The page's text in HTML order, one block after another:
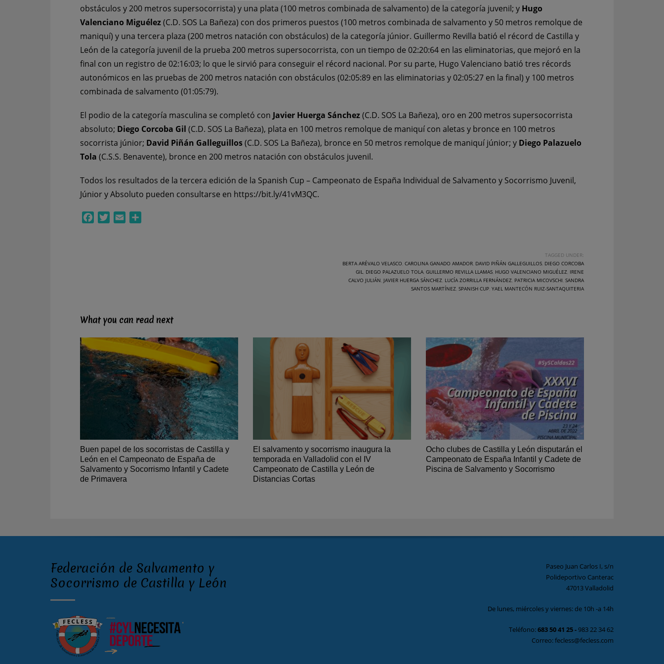
obstáculos y 200 metros supersocorrista) y una plata (100 metros combinada de salvamento) de la categoría juvenil; y Hugo
Valenciano Miguélez(C.D. SOS La Bañeza) con dos primeros puestos (100 metros combinada de salvamento y 50 metros remolque de
maniquí) y una tercera plaza (200 metros natación con obstáculos) de la categoría júnior. Guillermo Revilla batió el récord de Castilla y
León de la categoría juvenil de la prueba 200 metros supersocorrista, con un tiempo de 02:20:64 en las eliminatorias, que mejoró en la
final con un registro de 02:16:03; lo que le sirvió para conseguir el récord nacional. Por su parte, Hugo Valenciano batió tres récords
autonómicos en las pruebas de 200 metros natación con obstáculos (02:05:89 en las eliminatorias y 02:05:27 en la final) y 100 metros
combinada de salvamento (01:05:79).
El podio de la categoría masculina se completó con Javier Huerga Sánchez(C.D. SOS La Bañeza), oro en 200 metros supersocorrista
absoluto; Diego Corcoba Gil (C.D. SOS La Bañeza), plata en 100 metros remolque de maniquí con aletas y bronce en 100 metros
socorrista júnior; David Piñán Galleguillos(C.D. SOS La Bañeza), bronce en 50 metros remolque de maniquí júnior; y Diego Palazuelo
Tola (C.S.S. Benavente), bronce en 200 metros natación con obstáculos juvenil.
Todos los resultados de la tercera edición de la Spanish Cup – Campeonato de España Individual de Salvamento y Socorrismo Juvenil,
Júnior y Absoluto pueden consultarse en https://bit.ly/41vM3QC.
FacebookTwitterEmail
TAGGED UNDER:
BERTA ARÉVALO VELASCO CAROLINA GANADO AMADOR DAVID PIÑÁN GALLEGUILLOS DIEGO CORCOBA
GIL
DIEGO PALAZUELO TOLA GUILLERMO REVILLA LLAMAS HUGO VALENCIANO MIGUÉLEZ IRENE
CALVO JULIÁN JAVIER HUERGA SÁNCHEZ LUCÍA ZORRILLA FERNÁNDEZ PATRICIA MICOVSCHI SANDRA
SANTOS MARTÍNEZ SPANISH CUP YAEL MANTECÓN RUIZ-SANTAQUITERIA
What you can read next
Buen papel de los socorristas de Castilla y
León en el Campeonato de España de
Salvamento y Socorrismo Infantil y Cadete
de Primavera
El salvamento y socorrismo inaugura la
temporada en Valladolid con el IV
Campeonato de Castilla y León de
Distancias Cortas
Ocho clubes de Castilla y León disputarán el
Campeonato de España Infantil y Cadete de
Piscina de Salvamento y Socorrismo
Federación de Salvamento y
Socorrismo de Castilla y León
Paseo Juan Carlos I, s/n
Polideportivo Canterac
47013 Valladolid
De lunes, miércoles y viernes: de 10h -a 14h
Teléfono:683 50 41 25-983 22 34 62
Correo: fecless@fecless.com